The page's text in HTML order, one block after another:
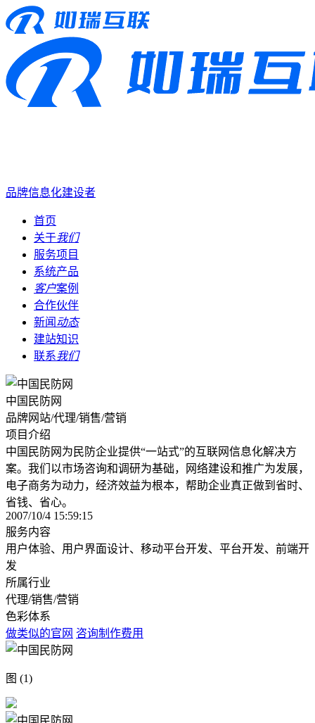
品牌信息化建设者
首页
关于我们
服务项目
系统产品
客户案例
合作伙伴
新闻 动态
建站知识
联系我们
中国民防网
品牌网站/代理/销售/营销
项目介绍
中国民防网为民防企业提供“一站式”的互联网信息化解决方
案。我们以市场咨询和调研为基础，网络建设和推广为发展，
电子商务为动力，经济效益为根本，帮助企业真正做到省时、
省钱、省心。
2007/10/4 15:59:15
服务内容
用户体验、用户界面设计、移动平台开发、平台开发、前端开
发
所属行业
代理/销售/营销
色彩体系
做类似的官网 咨询制作费用
图 (1)